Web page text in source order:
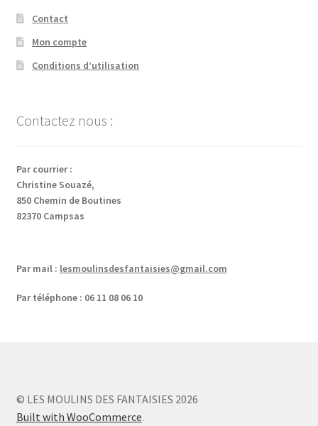
Contact
Mon compte
Conditions d’utilisation
Contactez nous :
Par courrier :
Christine Souazé,
850 Chemin de Boutines
82370 Campsas
Par mail : lesmoulinsdesfantaisies@gmail.com
Par téléphone : 06 11 08 06 10
© LES MOULINS DES FANTAISIES 2026
Built with WooCommerce.